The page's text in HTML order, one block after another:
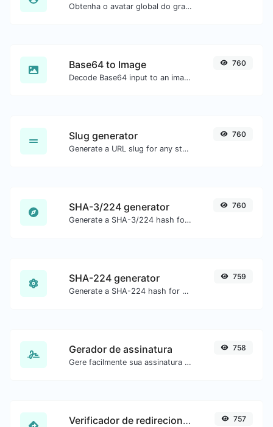
Obtenha o avatar global do gravatar.com para qualquer email.
Base64 to Image
Decode Base64 input to an image.
760
Slug generator
Generate a URL slug for any string input.
760
SHA-3/224 generator
Generate a SHA-3/224 hash for any string input.
760
SHA-224 generator
Generate a SHA-224 hash for any string input.
759
Gerador de assinatura
Gere facilmente sua assinatura personalizada e faça o download com facilidade.
758
Verificador de redirecionamento de URL 757